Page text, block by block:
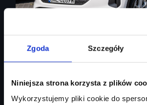
Zgoda Szczegóły
Niniejsza strona korzysta z plików
Wykorzystujemy pliki cookie do
Matrix LED/ Ambiente+/ S-line tkanina/